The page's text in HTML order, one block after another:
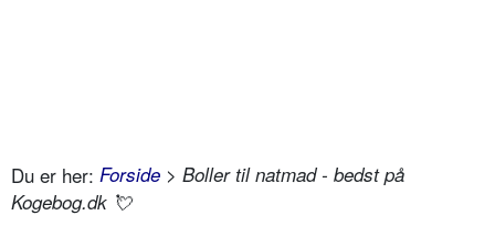
Du er her: Forside > Boller til natmad - bedst på
Kogebog.dk 💘